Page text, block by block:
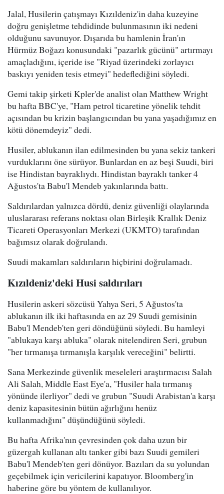
Jalal, Husilerin çatışmayı Kızıldeniz'in daha kuzeyine
doğru genişletme tehdidinde bulunmasının iki nedeni
olduğunu savunuyor. Dışarıda bu hamlenin İran'ın
Hürmüz Boğazı konusundaki "pazarlık gücünü" artırmayı
amaçladığını, içeride ise "Riyad üzerindeki zorlayıcı
baskıyı yeniden tesis etmeyi" hedeflediğini söyledi.
Gemi takip şirketi Kpler'de analist olan Matthew Wright
bu hafta BBC'ye, "Ham petrol ticaretine yönelik tehdit
açısından bu krizin başlangıcından bu yana yaşadığımız en
kötü dönemdeyiz" dedi.
Husiler, ablukanın ilan edilmesinden bu yana sekiz tankeri
vurduklarını öne sürüyor. Bunlardan en az beşi Suudi, biri
ise Hindistan bayraklıydı. Hindistan bayraklı tanker 4
Ağustos'ta Babu'l Mendeb yakınlarında battı.
Saldırılardan yalnızca dördü, deniz güvenliği olaylarında
uluslararası referans noktası olan Birleşik Krallık Deniz
Ticareti Operasyonları Merkezi (UKMTO) tarafından
bağımsız olarak doğrulandı.
Suudi makamları saldırıların hiçbirini doğrulamadı.
Kızıldeniz'deki Husi saldırıları
Husilerin askeri sözcüsü Yahya Seri, 5 Ağustos'ta
ablukanın ilk iki haftasında en az 29 Suudi gemisinin
Babu'l Mendeb'ten geri döndüğünü söyledi. Bu hamleyi
"ablukaya karşı abluka" olarak nitelendiren Seri, grubun
"her tırmanışa tırmanışla karşılık vereceğini" belirtti.
Sana Merkezinde güvenlik meseleleri araştırmacısı Salah
Ali Salah, Middle East Eye'a, "Husiler hala tırmanış
yönünde ilerliyor" dedi ve grubun "Suudi Arabistan'a karşı
deniz kapasitesinin bütün ağırlığını henüz
kullanmadığını" düşündüğünü söyledi.
Bu hafta Afrika'nın çevresinden çok daha uzun bir
güzergah kullanan altı tanker gibi bazı Suudi gemileri
Babu'l Mendeb'ten geri dönüyor. Bazıları da su yolundan
geçebilmek için vericilerini kapatıyor. Bloomberg'in
haberine göre bu yöntem de kullanılıyor.